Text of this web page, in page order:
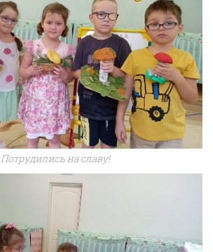
Потрудились на славу!